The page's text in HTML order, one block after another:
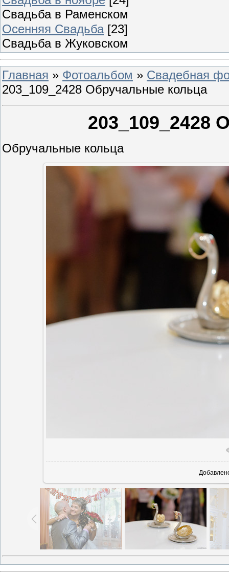
Свадьба в Раменском
Осенняя Свадьба [23]
Свадьба в Жуковском
Главная » Фотоальбом » Свадебная
203_109_2428 Обручальные кольца
203_109_2428
Обручальные кольца